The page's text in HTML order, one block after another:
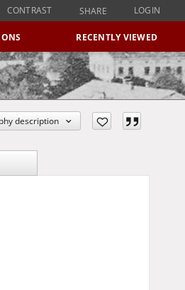
CONTRAST SHARE LOGIN
RECENTLY VIEWED
description